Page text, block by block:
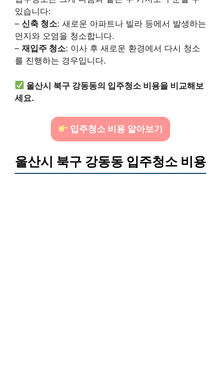
있습니다:
– 신축 청소: 새로운 아파트나 빌라 등에서 발생하는
먼지와 오염을 청소합니다.
– 재입주 청소: 이사 후 새로운 환경에서 다시 청소
를 진행하는 경우입니다.
울산시 북구 강동동의 입주청소 비용을 비교해보
세요.
입주청소 비용 알아보기
울산시 북구 강동동 입주청소 비용